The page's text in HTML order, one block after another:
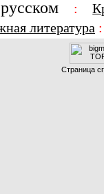
:
литература
Страница